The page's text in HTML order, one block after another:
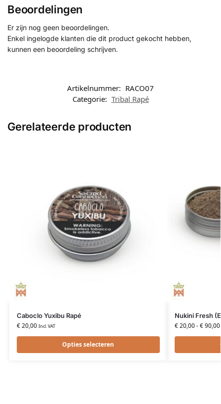
Beoordelingen
Er zijn nog geen beoordelingen.
Enkel ingelogde klanten die dit product gekocht hebben,
kunnen een beoordeling schrijven.
Artikelnummer: RACO07
Categorie: Tribal Rapé
Gerelateerde producten
Caboclo Yuxibu Rapé
€20,00 Incl. VAT
Opties selecteren
Nukini Fresh
€20,00-€90,00